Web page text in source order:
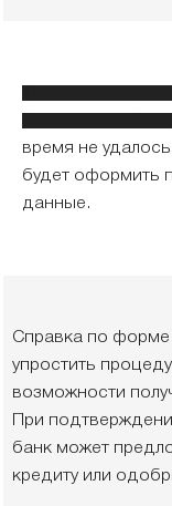
время не
будет оформить
данные.
Справка по
упростить
возможности
При
банк может
кредиту или